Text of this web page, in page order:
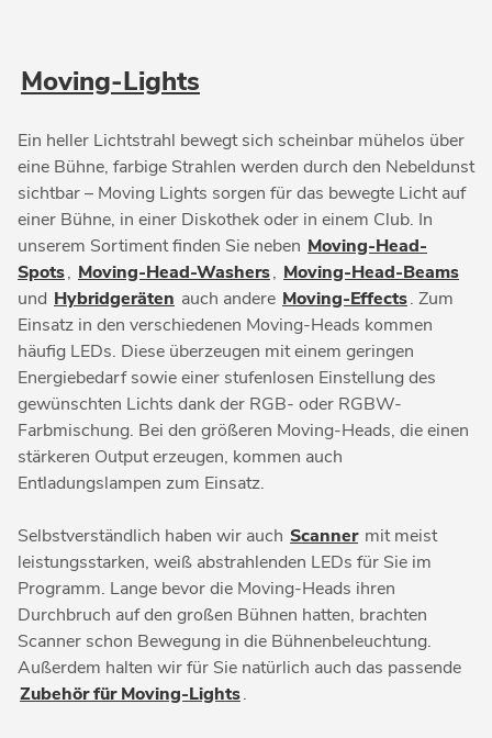
Moving-Lights
Ein heller Lichtstrahl bewegt sich scheinbar mühelos über
eine Bühne, farbige Strahlen werden durch den Nebeldunst
sichtbar – Moving Lights sorgen für das bewegte Licht auf
einer Bühne, in einer Diskothek oder in einem Club. In
unserem Sortiment finden Sie neben Moving-Head-
Spots, Moving-Head-Washers, Moving-Head-Beams
und Hybridgeräten auch andere Moving-Effects. Zum
Einsatz in den verschiedenen Moving-Heads kommen
häufig LEDs. Diese überzeugen mit einem geringen
Energiebedarf sowie einer stufenlosen Einstellung des
gewünschten Lichts dank der RGB- oder RGBW-
Farbmischung. Bei den größeren Moving-Heads, die einen
stärkeren Output erzeugen, kommen auch
Entladungslampen zum Einsatz.
Selbstverständlich haben wir auch Scanner mit meist
leistungsstarken, weiß abstrahlenden LEDs für Sie im
Programm. Lange bevor die Moving-Heads ihren
Durchbruch auf den großen Bühnen hatten, brachten
Scanner schon Bewegung in die Bühnenbeleuchtung.
Außerdem halten wir für Sie natürlich auch das passende
Zubehör für Moving-Lights.